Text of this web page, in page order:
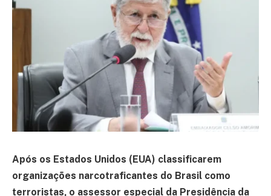
Após os Estados Unidos (EUA) classificarem
organizações narcotraficantes do Brasil como
terroristas, o assessor especial da Presidência da